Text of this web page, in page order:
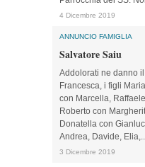
4 Dicembre 2019
ANNUNCIO FAMIGLIA
Salvatore Saiu
Addolorati ne danno
Francesca, i figli
con Marcella,
Roberto con
Donatella con
Andrea, Davide,
3 Dicembre 2019